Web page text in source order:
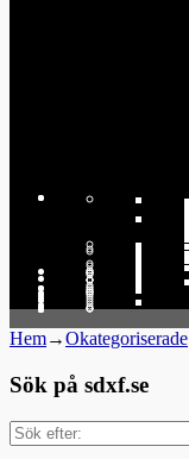
Hem→Okategoriserade
Sök på sdxf.se
Sök
efter: